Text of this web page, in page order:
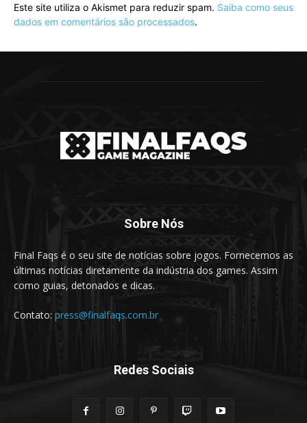
Este site utiliza o Akismet para reduzir spam. Saiba como seus
dados em comentários são processados.
Sobre Nós
Final Faqs é o seu site de notícias sobre jogos. Fornecemos as
últimas notícias diretamente da indústria dos games. Assim
como guias, detonados e dicas.
Contato: press@finalfaqs.com.br
Redes Sociais